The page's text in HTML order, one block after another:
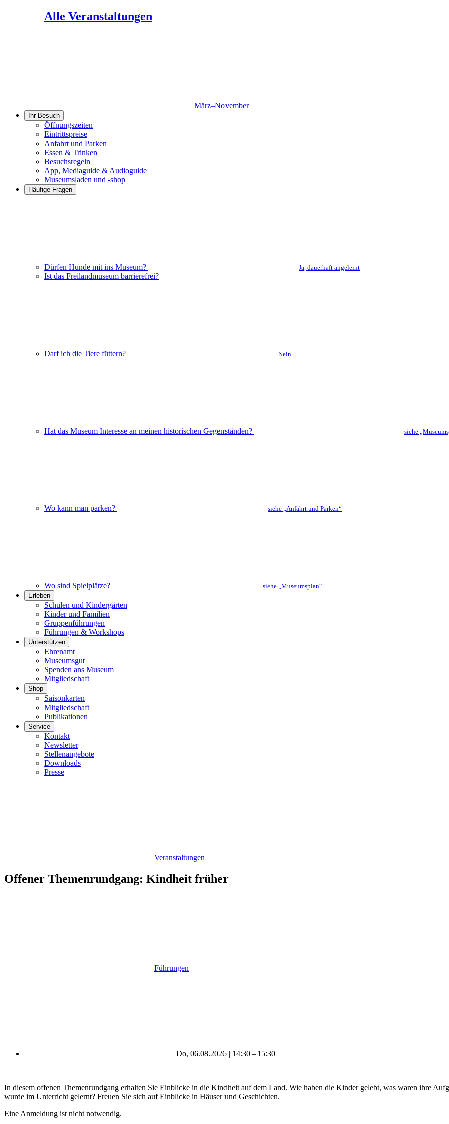
Alle Veranstaltungen
März–November
Ihr Besuch
Öffnungszeiten
Eintrittspreise
Anfahrt und Parken
Essen & Trinken
Besuchsregeln
App, Mediaguide & Audioguide
Museumsladen und -shop
Häufige Fragen
Dürfen Hunde mit ins Museum? Ja, dauerhaft angeleint
Ist das Freilandmuseum barrierefrei?
Darf ich die Tiere füttern? Nein
Hat das Museum Interesse an meinen historischen Gegenständen? siehe
Wo kann man parken? siehe „Anfahrt und Parken“
Wo sind Spielplätze?
siehe „Museumsplan“
Erleben
Schulen und Kindergärten
Kinder und Familien
Gruppenführungen
Führungen & Workshops
Unterstützen
Ehrenamt
Museumsgut
Spenden ans Museum
Mitgliedschaft
Shop
Saisonkarten
Mitgliedschaft
Publikationen
Service
Kontakt
Newsletter
Stellenangebote
Downloads
Presse
Veranstaltungen
Offener Themenrundgang: Kindheit früher
Führungen
Do, 06.08.2026 | 14:30 – 15:30
In diesem offenen Themenrundgang erhalten Sie Einblicke in die Kindheit auf dem Land. Wie haben die Kinder gelebt, was waren ihre
wurde im Unterricht gelernt? Freuen Sie sich auf Einblicke in Häuser und Geschichten.
Eine Anmeldung ist nicht notwendig.